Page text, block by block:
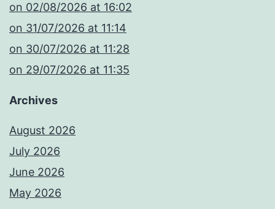
​on 02/08/2026 at 16:02
​on 31/07/2026 at 11:14
​on 30/07/2026 at 11:28
​on 29/07/2026 at 11:35
Archives
August 2026
July 2026
June 2026
May 2026